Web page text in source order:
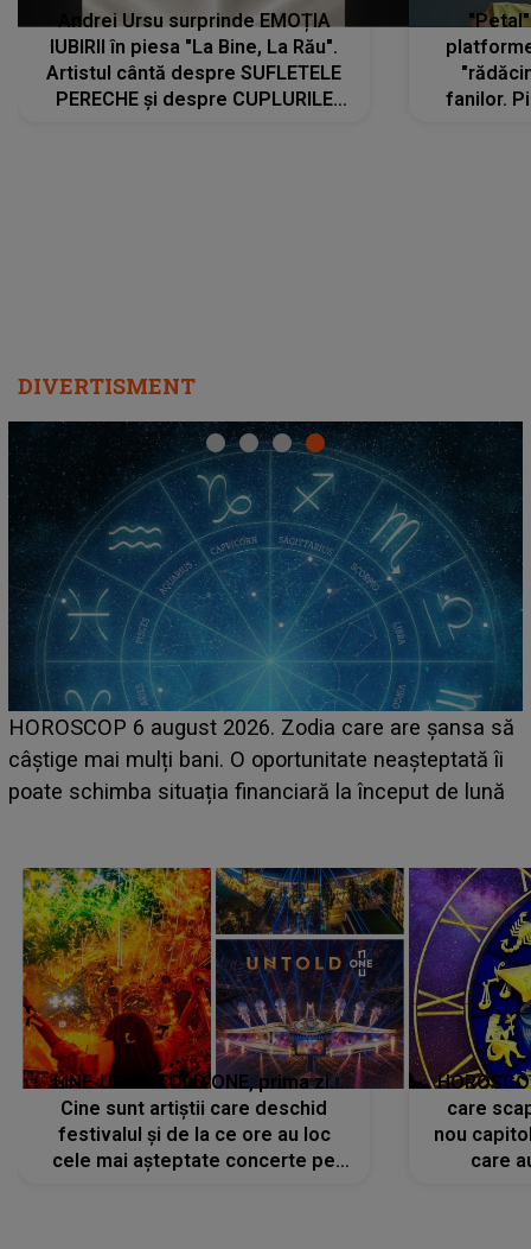
Andrei Ursu surprinde EMOȚIA
IUBIRII în piesa "La Bine, La Rău".
Artistul cântă despre SUFLETELE
PERECHE și despre CUPLURILE
fanilor.
DIVERTISMENT
să
îi
LINE-UP UNTOLD ONE, ziua 2. La ce oră urcă pe
scena principală a festivalului Zara Larsson?
suedeză a ajuns deja în România și s-a filmat din
LINE-UP UNTOLD ONE, prima zi.
Cine sunt artiștii care deschid
festivalul și de la ce ore au loc
cele mai așteptate concerte pe
care
nou
care